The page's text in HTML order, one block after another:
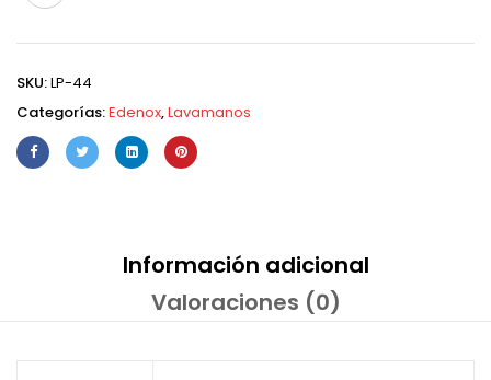
SKU:LP-44
Categorías:Edenox,Lavamanos
Información adicional
Valoraciones (0)